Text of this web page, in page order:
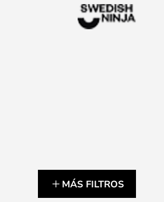
MÁS FILTROS